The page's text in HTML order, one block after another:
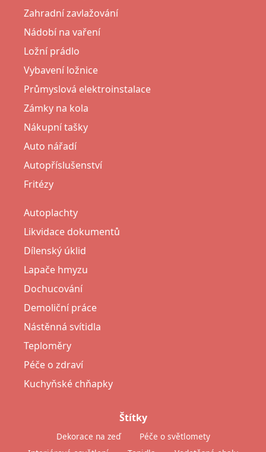
Zahradní zavlažování
Nádobí na vaření
Ložní prádlo
Vybavení ložnice
Průmyslová elektroinstalace
Zámky na kola
Nákupní tašky
Auto nářadí
Autopříslušenství
Fritézy
Autoplachty
Likvidace dokumentů
Dílenský úklid
Lapače hmyzu
Dochucování
Demoliční práce
Nástěnná svítidla
Teploměry
Péče o zdraví
Kuchyňské chňapky
Štítky
Dekorace na zeď
Péče o světlomety